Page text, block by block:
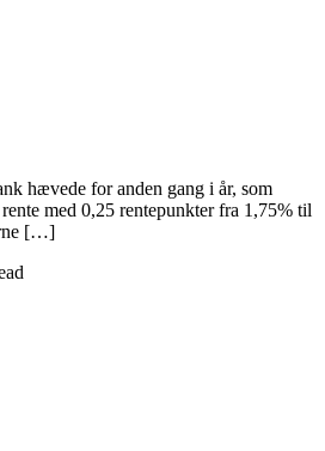
hævede for anden gang i år, som
med 0,25 rentepunkter fra 1,75% til
[…]